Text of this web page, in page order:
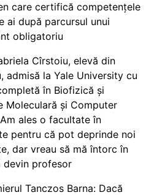
care certifică competențele
ai după parcursul unui
obligatoriu
Cîrstoiu, elevă din
admisă la Yale University cu
în Biofizică și
Moleculară și Computer
ales o facultate în
pentru că pot deprinde noi
dar vreau să mă întorc în
devin profesor
Tanczos Barna: Dacă